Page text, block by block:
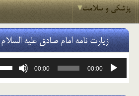
پزشکی و سلامت
زیارت نامه امام صادق علیه السلام
پخش‌کننده
00:00
00:00